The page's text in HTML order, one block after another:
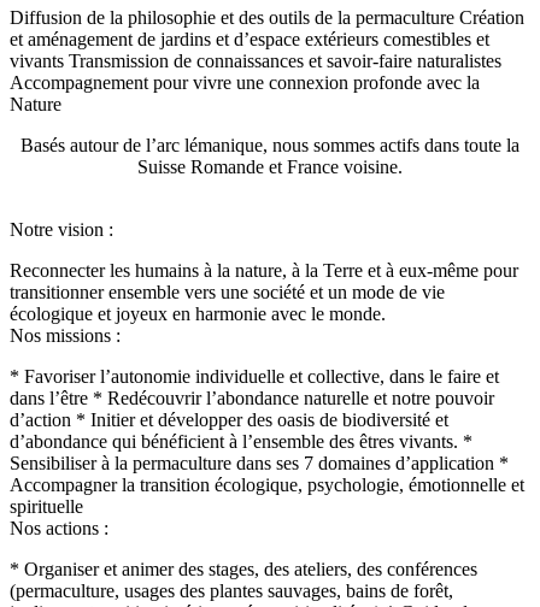
Diffusion de la philosophie et des outils de la permaculture Création
et aménagement de jardins et d’espace extérieurs comestibles et
vivants Transmission de connaissances et savoir-faire naturalistes
Accompagnement pour vivre une connexion profonde avec la
Nature
Basés autour de l’arc lémanique, nous sommes actifs dans toute la
Suisse Romande et France voisine.
Notre vision :
Reconnecter les humains à la nature, à la Terre et à eux-même pour
transitionner ensemble vers une société et un mode de vie
écologique et joyeux en harmonie avec le monde.
Nos missions :
* Favoriser l’autonomie individuelle et collective, dans le faire et
dans l’être * Redécouvrir l’abondance naturelle et notre pouvoir
d’action * Initier et développer des oasis de biodiversité et
d’abondance qui bénéficient à l’ensemble des êtres vivants. *
Sensibiliser à la permaculture dans ses 7 domaines d’application *
Accompagner la transition écologique, psychologie, émotionnelle et
spirituelle
Nos actions :
* Organiser et animer des stages, des ateliers, des conférences
(permaculture, usages des plantes sauvages, bains de forêt,